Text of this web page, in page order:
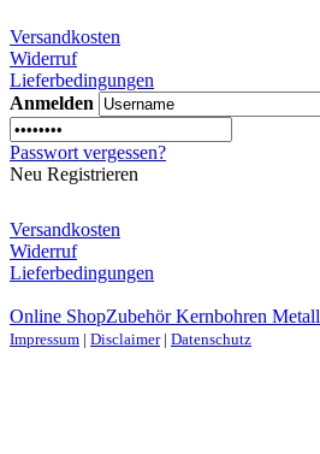
Versandkosten
Widerruf
Lieferbedingungen
Anmelden
Passwort vergessen?
Neu Registrieren
Versandkosten
Widerruf
Lieferbedingungen
Online ShopZubehör Kernbohren Metall
Impressum | Disclaimer| Datenschutz